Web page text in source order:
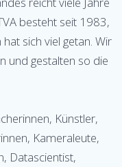
besteht seit 1983,
sich viel getan. Wir
und gestalten so die
Künstler,
Kameraleute,
Datascientist,